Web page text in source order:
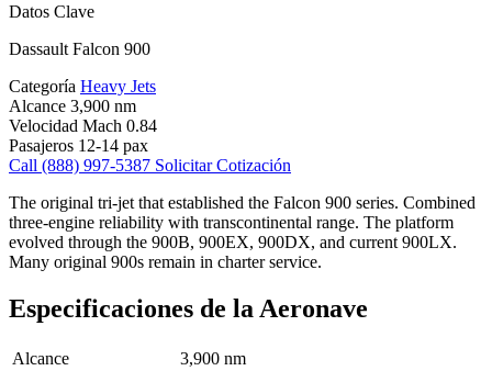
Datos Clave
Dassault Falcon 900
Categoría Heavy Jets
Alcance 3,900 nm
Velocidad Mach 0.84
Pasajeros 12-14 pax
Call (888) 997-5387 Solicitar Cotización
The original tri-jet that established the Falcon 900 series. Combined
three-engine reliability with transcontinental range. The platform
evolved through the 900B, 900EX, 900DX, and current 900LX.
Many original 900s remain in charter service.
Especificaciones de la Aeronave
Alcance
3,900 nm